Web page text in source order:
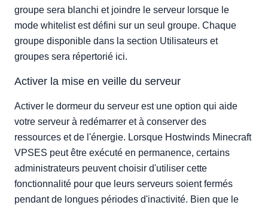
groupe sera blanchi et joindre le serveur lorsque le
mode whitelist est défini sur un seul groupe. Chaque
groupe disponible dans la section Utilisateurs et
groupes sera répertorié ici.
Activer la mise en veille du serveur
Activer le dormeur du serveur est une option qui aide
votre serveur à redémarrer et à conserver des
ressources et de l'énergie. Lorsque Hostwinds Minecraft
VPSES peut être exécuté en permanence, certains
administrateurs peuvent choisir d'utiliser cette
fonctionnalité pour que leurs serveurs soient fermés
pendant de longues périodes d'inactivité. Bien que le